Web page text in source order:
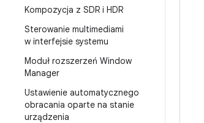
Kompozycja z SDR i HDR
Sterowanie multimediami
w interfejsie systemu
Moduł rozszerzeń Window
Manager
Ustawienie automatycznego
obracania oparte na stanie
urządzenia